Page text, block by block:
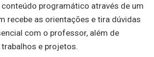
programático através de um
recebe as orientações e tira dúvidas
com o professor, além de
e projetos.